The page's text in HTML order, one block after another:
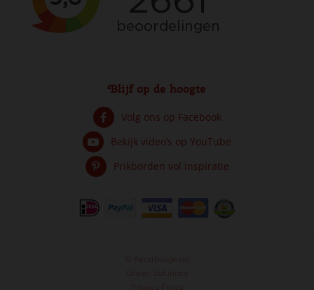
Blijf op de hoogte
Volg ons op Facebook
Bekijk video’s op YouTube
Prikborden vol inspiratie